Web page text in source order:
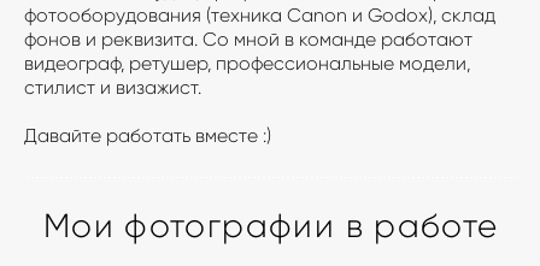
фотооборудования (техника Canon и Godox), склад
фонов и реквизита. Со мной в команде работают
видеограф, ретушер, профессиональные модели,
стилист и визажист.
Давайте работать вместе :)
Мои фотографии в работе